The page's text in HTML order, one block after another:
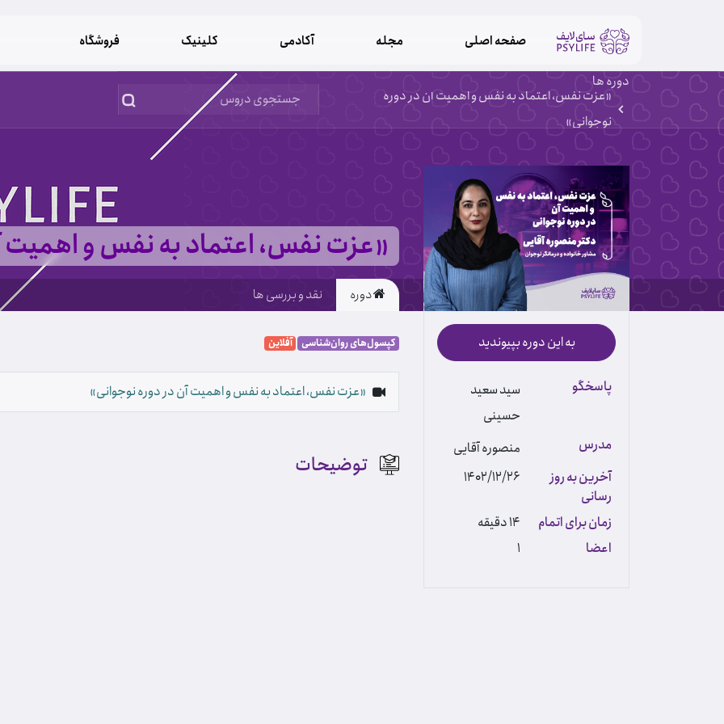
صفحه اصلی مجله آکادمی کلینیک فروشگاه
دوره ها
«عزت نفس، اعتماد به نفس و اهمیت آن در دوره
نوجوانی»
«عزت نفس، اعتماد به نفس و اهمیت
به این دوره بپیوندید
پاسخگو
سید سعید
حسینی
مدرس
منصوره آقایی
آخرین به روز
رسانی
1402/12/26
زمان برای اتمام
14 دقیقه
اعضا
1
دوره نقد و بررسی ها
کپسول‌های روان‌شناسی آفلاین
«عزت نفس، اعتماد به نفس و اهمیت آن در دوره نوجوانی»
توضیحات